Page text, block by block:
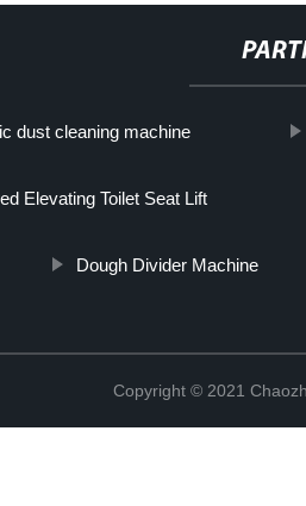
dust cleaning machine
Elevating Toilet Seat Lift
Dough Divider Machine
Copyright © 2021